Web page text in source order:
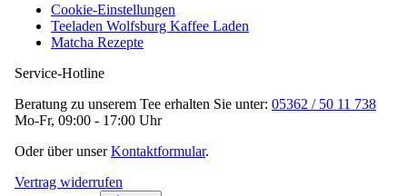
Cookie-Einstellungen
Teeladen Wolfsburg Kaffee Laden
Matcha Rezepte
Service-Hotline
Beratung zu unserem Tee erhalten Sie unter: 05362 / 50 11 738
Mo-Fr, 09:00 - 17:00 Uhr
Oder über unserKontaktformular.
Vertrag widerrufen